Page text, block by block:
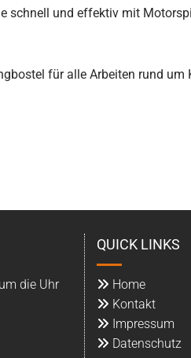
schnell und effektiv mit
für alle Arbeiten rund um
die Uhr
QUICK LINKS
 Home
 Kontakt
 Impressum
 Datenschutz